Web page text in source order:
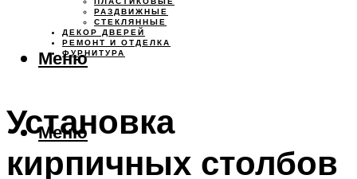
РАЗДВИЖНЫЕ
СТЕКЛЯННЫЕ
ДЕКОР ДВЕРЕЙ
РЕМОНТ И ОТДЕЛКА
ФУРНИТУРА
Меню
Меню
Установка
кирпичных столбов